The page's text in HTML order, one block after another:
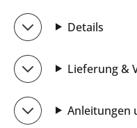
Details
Lieferung &
Anleitungen